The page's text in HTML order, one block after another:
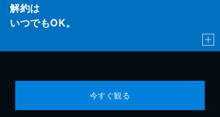
解約は
いつでもOK。
今すぐ観る